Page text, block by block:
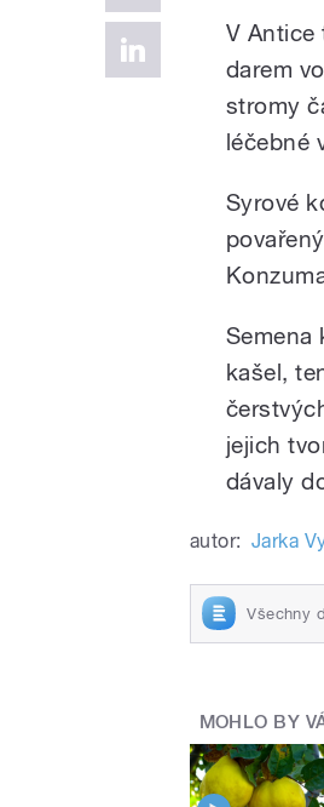
V Antice
darem
stromy
léčebné
Syrové
Semena
kašel,
jejich
dávaly
autor: Jarka
Všechny
MOHLO BY